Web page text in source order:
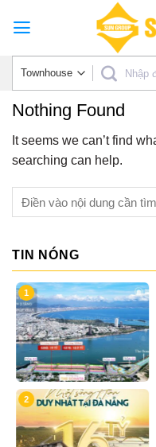
Nothing Found
It seems we can’t find
searching can help.
TIN NÓNG
1
2